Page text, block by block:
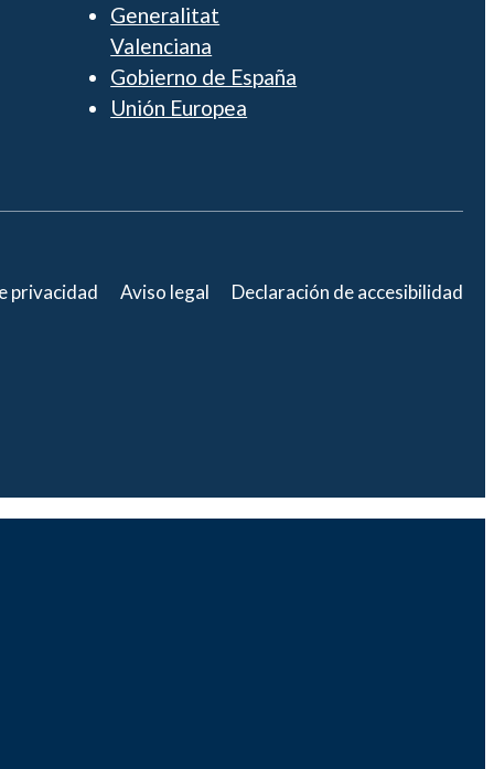
Generalitat
Valenciana
Gobierno de España
Unión Europea
privacidad Aviso legal Declaración de accesibilidad